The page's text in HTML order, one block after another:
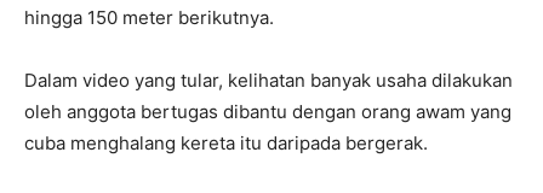
S
r
T
/
hingga 150 meter berikutnya.
Dalam video yang tular, kelihatan banyak usaha dilakukan
oleh anggota bertugas dibantu dengan orang awam yang
cuba menghalang kereta itu daripada bergerak.